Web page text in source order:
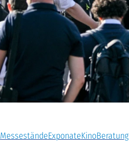
MesseständeExponateKinoBeratung